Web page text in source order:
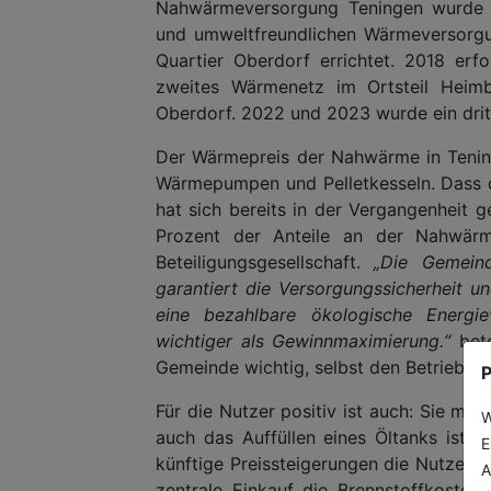
Nahwärmeversorgung Teningen
und umweltfreundlichen
Quartier Oberdorf errichtet. 2018
zweites Wärmenetz im Ortsteil
Oberdorf. 2022 und 2023 wurde ein
Der Wärmepreis der Nahwärme in
Wärmepumpen und Pelletkesseln.
hat sich bereits in der Vergangenheit
Prozent der Anteile an der
Beteiligungsgesellschaft. „Die
garantiert die Versorgungssicherheit
eine bezahlbare ökologische
wichtiger als Gewinnmaximierung.“
Gemeinde wichtig, selbst den Betrieb
Für die Nutzer positiv ist auch: Sie
auch das Auffüllen eines Öltanks ist
künftige Preissteigerungen die